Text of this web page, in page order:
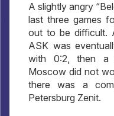
A slightly angry
last three games
out to be difficult.
ASK was
with 0:2, then a
Moscow did not
there was a
Petersburg Zenit.